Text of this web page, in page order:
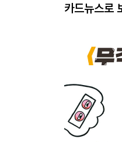
카드뉴스로